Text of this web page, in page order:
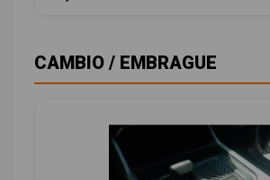
CAMBIO / EMBRAGUE